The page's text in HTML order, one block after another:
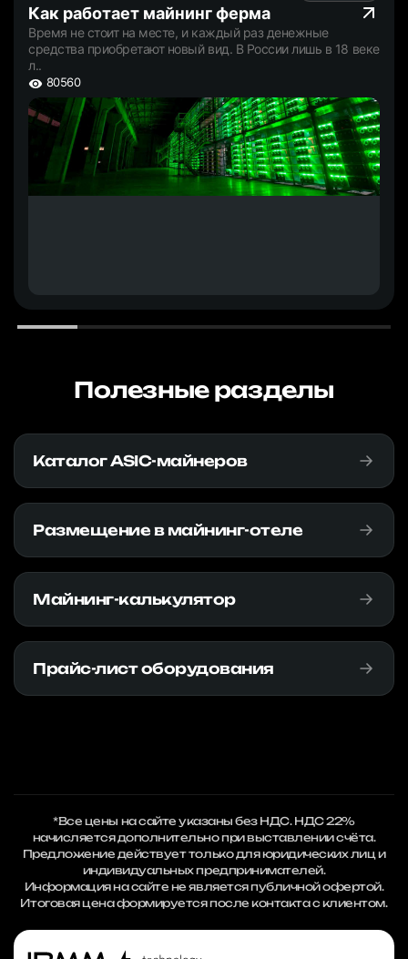
Как работает майнинг ферма
Время не стоит на месте, и каждый раз денежные
средства приобретают новый вид. В России лишь в 18 веке
л..
80560
Полезные разделы
Каталог ASIC-майнеров
Размещение в майнинг-отеле
Майнинг-калькулятор
Прайс-лист оборудования
*Все цены на сайте указаны без НДС. НДС 22%
начисляется дополнительно при выставлении счёта.
Предложение действует только для юридических лиц и
индивидуальных предпринимателей.
Информация на сайте не является публичной офертой.
Итоговая цена формируется после контакта с клиентом.